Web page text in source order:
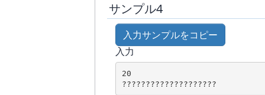
サンプル4
入力サンプルをコピー
入力
20
????????????????????